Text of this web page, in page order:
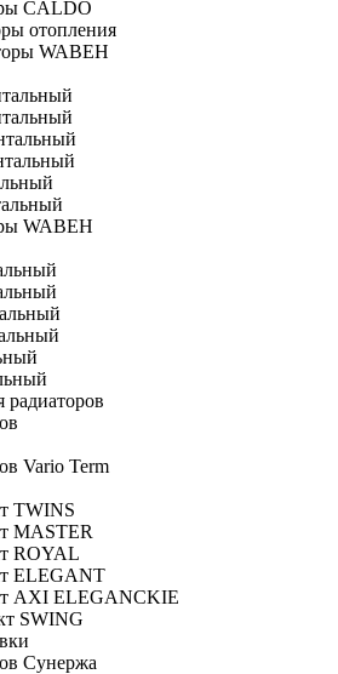
CALDO
отопления
WABEH
WABEH
Vario Term
TWINS
MASTER
ROYAL
ELEGANT
AXI ELEGANCKIE
SWING
Сунержа